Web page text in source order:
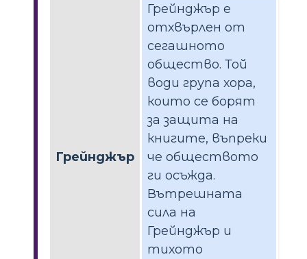
Грейнджър
Грейнджър е
отхвърлен от
сегашното
общество. Той
води група хора,
които се борят
за защита на
книгите, въпреки
че обществото
ги осъжда.
Вътрешната
сила на
Грейнджър и
тихото